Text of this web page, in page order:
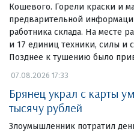
Кошевого. Горели краски и
предварительной
работника склада. На месте
и 17 единиц техники, силы и
Позднее к тушению было
07.08.2026 17:33
Брянец украл с карты
тысячу рублей
Злоумышленник потратил